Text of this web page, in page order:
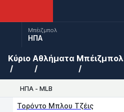
Μπέιζμπολ
ΗΠΑ
Κύριο Αθλήματα Μπέιζμπολ
ΗΠΑ - MLB
Τορόντο Μπλου Τζέις